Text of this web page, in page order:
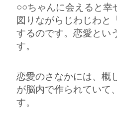
○○ちゃんに会えると幸
図りながらじわじわと
するのです。恋愛とい
す。
恋愛のさなかには、概
が脳内で作られていて
す。